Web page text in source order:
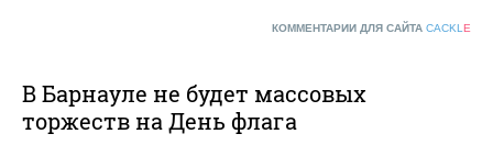
КОММЕНТАРИИ ДЛЯ САЙТА CACKL E
В Барнауле не будет массовых
торжеств на День флага